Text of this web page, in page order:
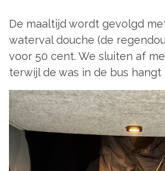
De maaltijd wordt gevolgd
waterval douche (de
voor 50 cent. We sluiten af
terwijl de was in de bus hangt